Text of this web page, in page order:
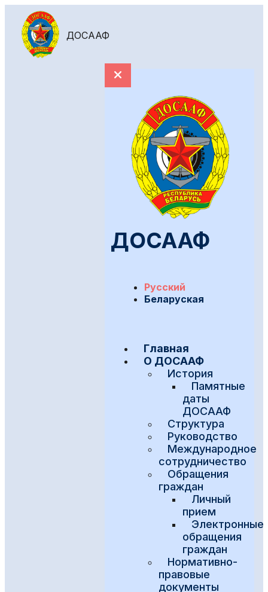
ДОСААФ
ДОСААФ
Русский
Беларуская
Главная
О ДОСААФ
История
Памятные
даты
ДОСААФ
Структура
Руководство
Международное
сотрудничество
Обращения
граждан
Личный
прием
Электронные
обращения
граждан
Нормативно-
правовые
документы